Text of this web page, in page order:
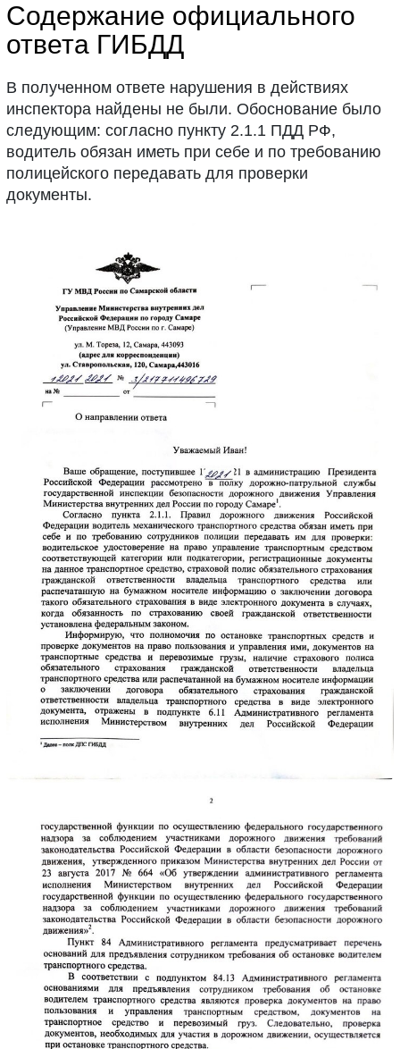
Содержание официального
ответа ГИБДД
В полученном ответе нарушения в действиях
инспектора найдены не были. Обоснование было
следующим: согласно пункту 2.1.1 ПДД РФ,
водитель обязан иметь при себе и по требованию
полицейского передавать для проверки
документы.